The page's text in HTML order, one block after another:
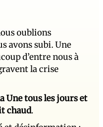
oublions
avons subi. Une
d’entre nous à
la crise
Une tous les jours et
chaud.